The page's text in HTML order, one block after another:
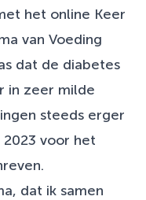
het online Keer
van Voeding
dat de diabetes
in zeer milde
steeds erger
voor het
dat ik samen